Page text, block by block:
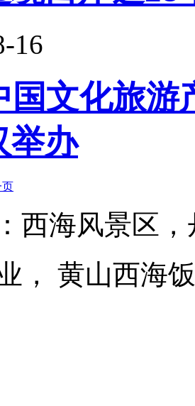
16
国文化旅游
举办
页
西海风景区
， 黄山西